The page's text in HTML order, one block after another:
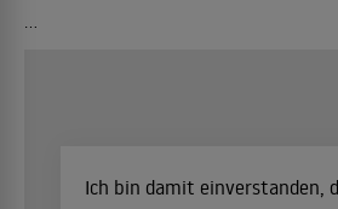
...
Ich bin damit einverstanden,